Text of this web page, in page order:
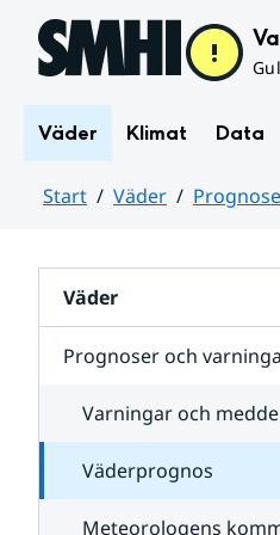
Hoppa till sidans innehåll
Väder Klimat Data
Start Väder
Väder
Prognoser och
Varningar och
Väderprognos
Meteorologens